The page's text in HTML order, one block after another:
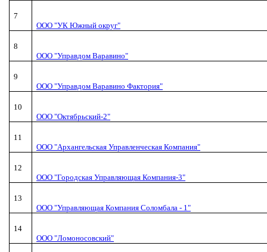
7
ООО "УК Южный округ"
8
ООО "Управдом Варавино"
9
ООО "Управдом Варавино Фактория"
10
ООО "Октябрьский-2"
11
ООО "Архангельская Управленческая Компания"
12
ООО "Городская Управляющая Компания-3"
13
ООО "Управляющая Компания Соломбала - 1"
14
ООО "Ломоносовский"